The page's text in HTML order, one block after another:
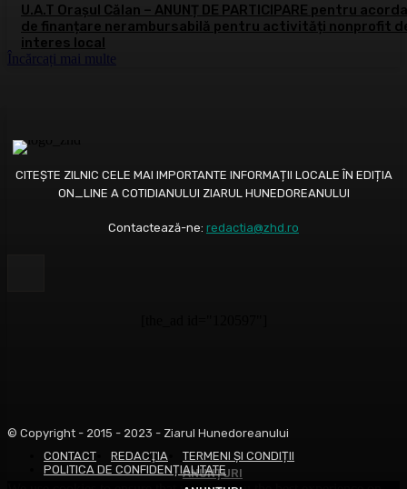
ANUNȚURI
ANUNȚURI
U.A.T Orașul Călan – ANUNȚ DE PARTICIPARE pentru
de finanțare nerambursabilă pentru activități nonprofit
interes local
Încărcați mai multe
CITEȘTE ZILNIC CELE MAI IMPORTANTE INFORMAȚII LOCALE ÎN EDIȚIA
ON_LINE A COTIDIANULUI ZIARUL HUNEDOREANULUI
Contactează-ne: redactia@zhd.ro
© Copyright - 2015 - 2023 - Ziarul Hunedoreanului
CONTACT
REDACŢIA
TERMENI ȘI CONDIȚII
POLITICA DE CONFIDENȚIALITATE